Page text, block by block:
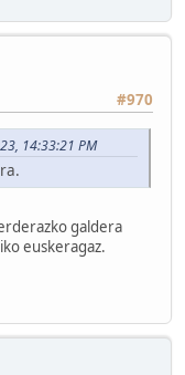
#970
14:33:21 PM
galdera
euskeragaz.